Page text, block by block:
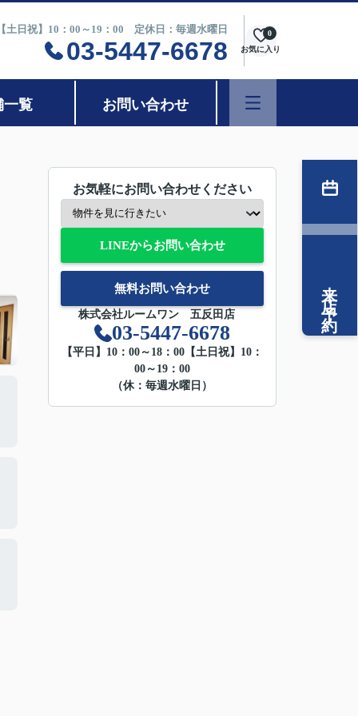
土日祝】10：00～19：00 定休日：毎週水曜日
03-5447-6678 お気に入り
0
一覧 お問い合わせ
お気軽にお問い合わせください
LINEからお問い合わせ
無料お問い合わせ
株式会社ルームワン 五反田店
03-5447-6678
【平日】10：00～18：00【土日祝】10：
00～19：00
（休：毎週水曜日）
来店予約